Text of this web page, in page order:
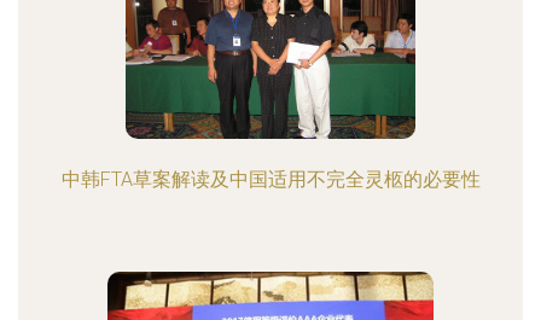
中韩FTA草案解读及中国适用不完全灵柩的必要性